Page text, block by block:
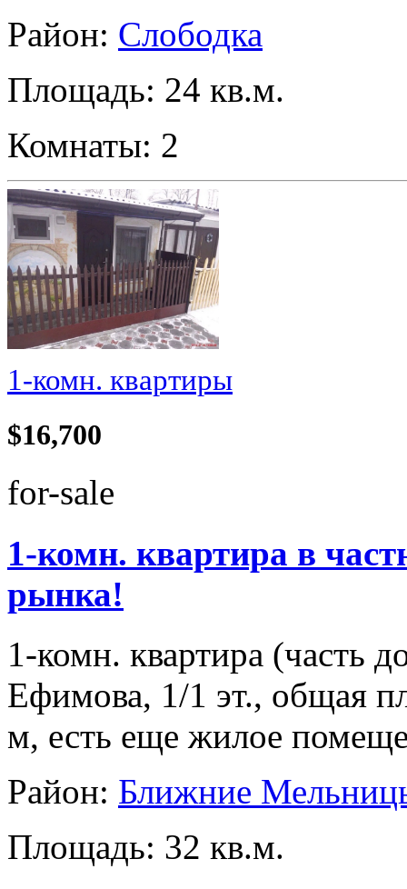
Район: Слободка
Площадь: 24 кв.м.
Комнаты: 2
1-комн. квартиры
$16,700
for-sale
1-комн. квартира в
рынка!
1-комн. квартира (часть
Ефимова, 1/1 эт., общая
м, есть еще жилое
Район: Ближние
Площадь: 32 кв.м.